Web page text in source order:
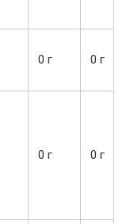
0 г 0 г
0 г 0 г